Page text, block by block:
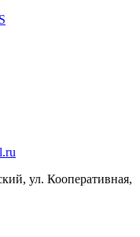
ул. Кооперативная,